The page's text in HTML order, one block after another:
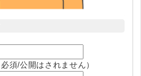
須/公開はされません）